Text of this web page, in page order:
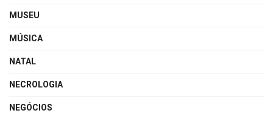
MUSEU
MÚSICA
NATAL
NECROLOGIA
NEGÓCIOS